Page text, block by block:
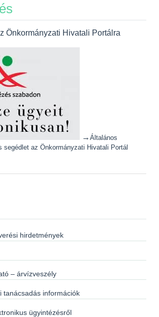
Önkormányzati Hivatali Portálra
→ Általános
segédlet az Önkormányzati Hivatali Portál
hirdetmények
– árvízveszély
tanácsadás információk
ügyintézésről